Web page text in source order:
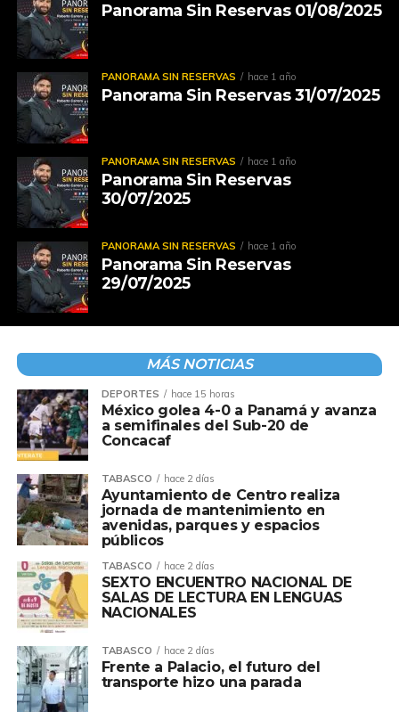
Panorama Sin Reservas 01/08/2025
PANORAMA SIN RESERVAS hace 1 año
Panorama Sin Reservas 31/07/2025
PANORAMA SIN RESERVAS hace 1 año
Panorama Sin Reservas
30/07/2025
PANORAMA SIN RESERVAS hace 1 año
Panorama Sin Reservas
29/07/2025
MÁS NOTICIAS
DEPORTES hace 15 horas
México golea 4-0 a Panamá y avanza
a semifinales del Sub-20 de
Concacaf
TABASCO hace 2 días
Ayuntamiento de Centro realiza
jornada de mantenimiento en
avenidas, parques y espacios
públicos
TABASCO hace 2 días
SEXTO ENCUENTRO NACIONAL DE
SALAS DE LECTURA EN LENGUAS
NACIONALES
TABASCO hace 2 días
Frente a Palacio, el futuro del
transporte hizo una parada